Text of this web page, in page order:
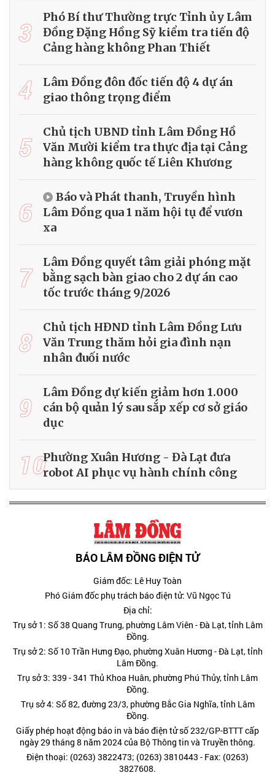
3
Phó Bí thư Thường trực Tỉnh ủy Lâm
Đồng Đặng Hồng Sỹ kiểm tra tiến độ
Cảng hàng không Phan Thiết
4
Lâm Đồng đôn đốc tiến độ 4 dự án
giao thông trọng điểm
5
Chủ tịch UBND tỉnh Lâm Đồng Hồ
Văn Mười kiểm tra thực địa tại Cảng
hàng không quốc tế Liên Khương
6
Báo và Phát thanh, Truyền hình
Lâm Đồng qua 1 năm hội tụ để vươn
xa
7
Lâm Đồng quyết tâm giải phóng mặt
bằng sạch bàn giao cho 2 dự án cao
tốc trước tháng 9/2026
8
Chủ tịch HĐND tỉnh Lâm Đồng Lưu
Văn Trung thăm hỏi gia đình nạn
nhân đuối nước
9
Lâm Đồng dự kiến giảm hơn 1.000
cán bộ quản lý sau sắp xếp cơ sở giáo
dục
10Phường Xuân Hương - Đà Lạt đưa
robot AI phục vụ hành chính công
BÁO LÂM ĐỒNG ĐIỆN TỬ
Giám đốc: Lê Huy Toàn
Phó Giám đốc phụ trách báo điện tử: Vũ Ngọc Tú
Địa chỉ:
Trụ sở 1: Số 38 Quang Trung, phường Lâm Viên - Đà Lạt, tỉnh Lâm
Đồng.
Trụ sở 2: Số 10 Trần Hưng Đạo, phường Xuân Hương - Đà Lạt, tỉnh
Lâm Đồng.
Trụ sở 3: 339 - 341 Thủ Khoa Huân, phường Phú Thủy, tỉnh Lâm
Đồng.
Trụ sở 4: Số 82, đường 23/3, phường Bắc Gia Nghĩa, tỉnh Lâm
Đồng.
Giấy phép hoạt động báo in và báo điện tử số 232/GP-BTTT cấp
ngày 29 tháng 8 năm 2024 của Bộ Thông tin và Truyền thông.
Điện thoại: (0263) 3822473; (0263) 3810443 - Fax: (0263)
3827608.